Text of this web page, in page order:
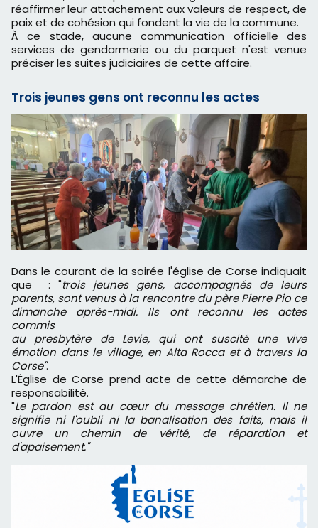
réaffirmer leur attachement aux valeurs de respect, de
paix et de cohésion qui fondent la vie de la commune.
À ce stade, aucune communication officielle des
services de gendarmerie ou du parquet n'est venue
préciser les suites judiciaires de cette affaire.
Trois jeunes gens ont reconnu les actes
Dans le courant de la soirée l'église de Corse indiquait
que : "trois jeunes gens, accompagnés de leurs
parents, sont venus à la rencontre du père Pierre Pio ce
dimanche après-midi. Ils ont reconnu les actes
commis
au presbytère de Levie, qui ont suscité une vive
émotion dans le village, en Alta Rocca et à travers la
Corse".
L'Église de Corse prend acte de cette démarche de
responsabilité.
"Le pardon est au cœur du message chrétien. Il ne
signifie ni l'oubli ni la banalisation des faits, mais il
ouvre un chemin de vérité, de réparation et
d'apaisement."